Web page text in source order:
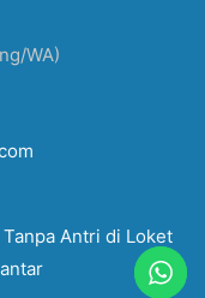
WA)
Antri di Loket